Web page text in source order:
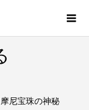
尼宝珠の神秘